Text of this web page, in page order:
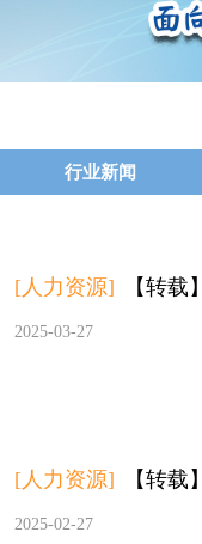
行业新闻
[人力资源] 【转
2025-03-27
[人力资源] 【转
2025-02-27